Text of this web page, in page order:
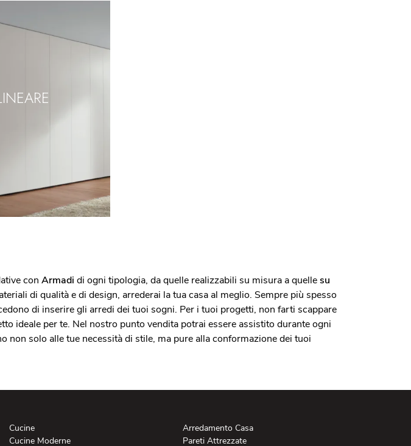
con Armadi di ogni tipologia, da quelle realizzabili su misura a quellesu
di qualità e di design, arrederai la tua casa al meglio. Sempre più spesso
di inserire gli arredi dei tuoi sogni. Per i tuoi progetti, non farti scappare
ideale per te. Nel nostro punto vendita potrai essere assistito durante ogni
solo alle tue necessità di stile, ma pure alla conformazione dei tuoi
Cucine
Cucine Moderne
Arredamento Casa
Pareti Attrezzate